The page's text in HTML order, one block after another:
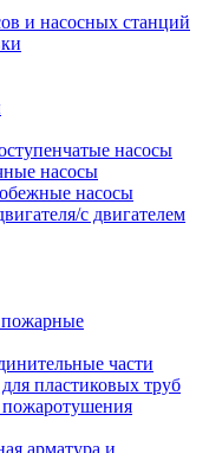
и насосных станций
насосы
насосы
насосы
с двигателем
пожарные
части
пластиковых труб
пожаротушения
арматура и